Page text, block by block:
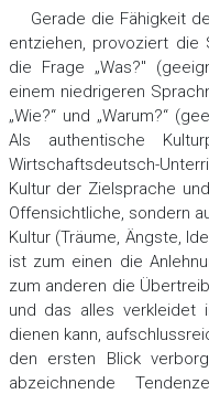
Gerade die Fähigkeit
entziehen, provoziert die
die Frage „Was?"
einem niedrigeren
„Wie?“ und „Warum?“
Als authentische
Wirtschaftsdeutsch-
Kultur der Zielsprache
Offensichtliche, sondern
Kultur (Träume, Ängste,
ist zum einen die
zum anderen die
und das alles verkleidet
dienen kann,
den ersten Blick
abzeichnende